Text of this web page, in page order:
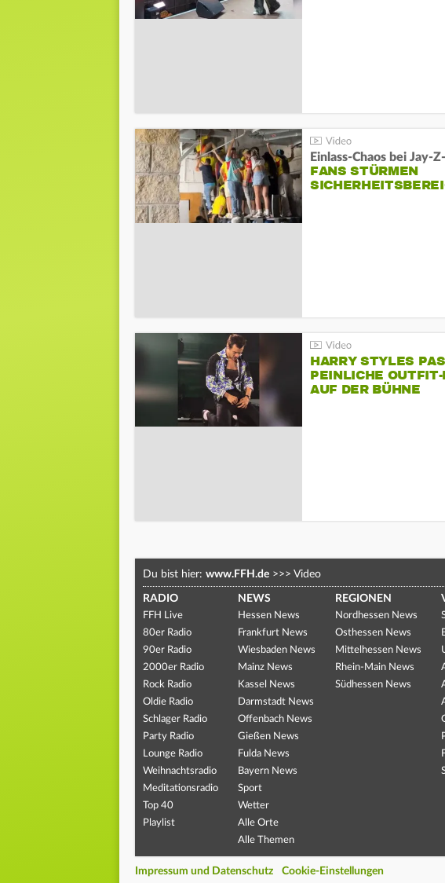
Einlass-Chaos bei Jay-
FANS STÜRMEN
HARRY STYLES
PEINLICHE
AUF DER BÜHNE
Du bist hier: www.FFH.de >>> Video
RADIO
FFH Live
80er Radio
90er Radio
2000er Radio
Rock Radio
Oldie Radio
Schlager Radio
Party Radio
Lounge Radio
Weihnachtsradio
Meditationsradio
Top 40
Playlist
NEWS
Hessen News
Frankfurt News
Wiesbaden News
Mainz News
Kassel News
Darmstadt News
Offenbach News
Gießen News
Fulda News
Bayern News
Sport
Wetter
Alle Orte
Alle Themen
REGIONEN
Nordhessen News
Osthessen News
Mittelhessen News
Rhein-Main News
Südhessen News
Impressum und Datenschutz Cookie-Einstellungen